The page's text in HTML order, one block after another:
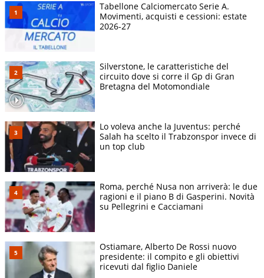
Tabellone Calciomercato Serie A.
Movimenti, acquisti e cessioni: estate
2026-27
Silverstone, le caratteristiche del
circuito dove si corre il Gp di Gran
Bretagna del Motomondiale
Lo voleva anche la Juventus: perché
Salah ha scelto il Trabzonspor invece di
un top club
Roma, perché Nusa non arriverà: le due
ragioni e il piano B di Gasperini. Novità
su Pellegrini e Cacciamani
Ostiamare, Alberto De Rossi nuovo
presidente: il compito e gli obiettivi
ricevuti dal figlio Daniele